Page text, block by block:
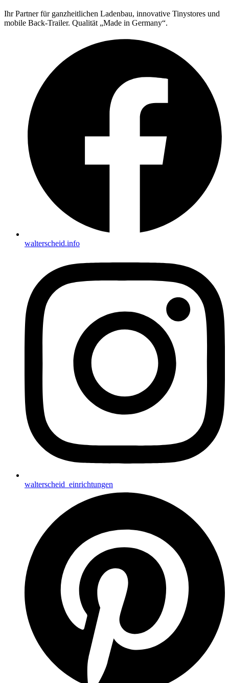
Ihr Partner für ganzheitlichen Ladenbau, innovative Tinystores und
mobile Back-Trailer. Qualität „Made in Germany“.
walterscheid.info
walterscheid_einrichtungen